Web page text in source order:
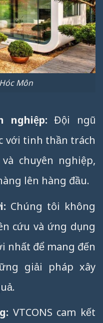
Môn
nghiệp: Đội ngũ
với tinh thần trách
chuyên nghiệp,
lên hàng đầu.
Chúng tôi không
cứu và ứng dụng
nhất để mang đến
giải pháp xây
VTCONS cam kết